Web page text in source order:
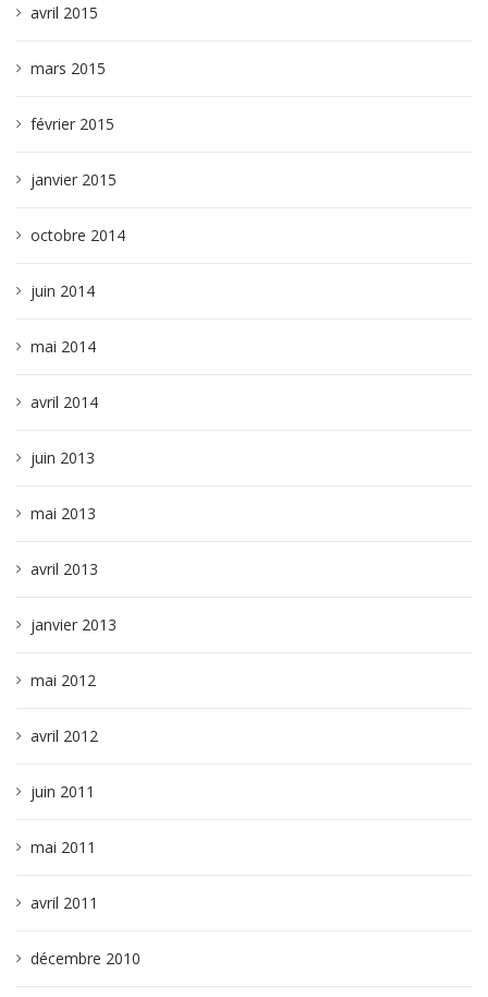
avril 2015
mars 2015
février 2015
janvier 2015
octobre 2014
juin 2014
mai 2014
avril 2014
juin 2013
mai 2013
avril 2013
janvier 2013
mai 2012
avril 2012
juin 2011
mai 2011
avril 2011
décembre 2010